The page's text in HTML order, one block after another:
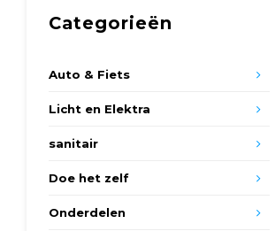
Categorieën
Auto & Fiets
Licht en Elektra
sanitair
Doe het zelf
Onderdelen